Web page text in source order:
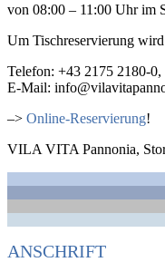
von 08:00 – 11:00 Uhr im
Um Tischreservierung wird
Telefon: +43 2175 2180-0,
E-Mail:
–> Online-Reservierung!
VILA VITA Pannonia,
ANSCHRIFT